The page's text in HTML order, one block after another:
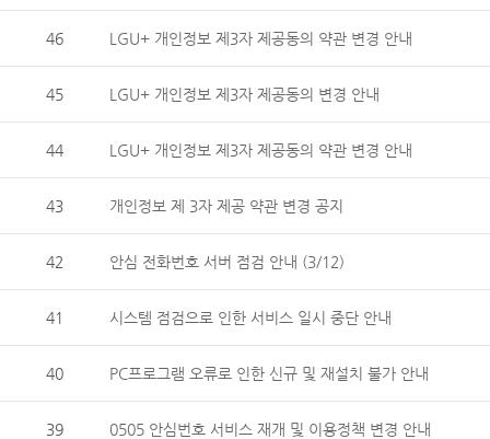
46 LGU+ 개인정보 제3자 제공동의 약관 변경 안내
45 LGU+ 개인정보 제3자 제공동의 변경 안내
44 LGU+ 개인정보 제3자 제공동의 약관 변경 안내
43 개인정보 제 3자 제공 약관 변경 공지
42 안심 전화번호 서버 점검 안내 (3/12)
41 시스템 점검으로 인한 서비스 일시 중단 안내
40 PC프로그램 오류로 인한 신규 및 재설치 불가 안내
39 0505 안심번호 서비스 재개 및 이용정책 변경 안내